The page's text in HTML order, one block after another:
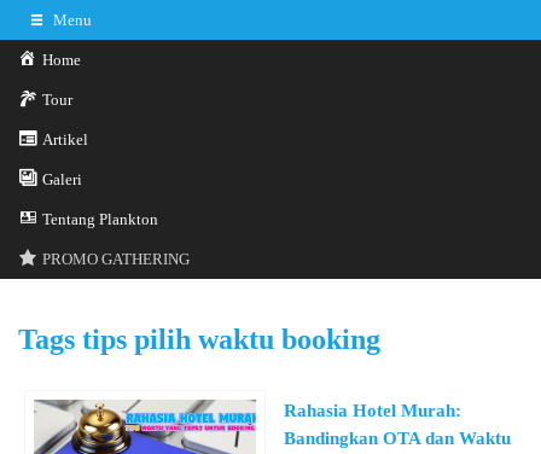
Menu
Home
Tour
Artikel
Galeri
Tentang Plankton
PROMO GATHERING
Tags tips pilih waktu booking
Rahasia Hotel Murah:
Bandingkan OTA dan Waktu